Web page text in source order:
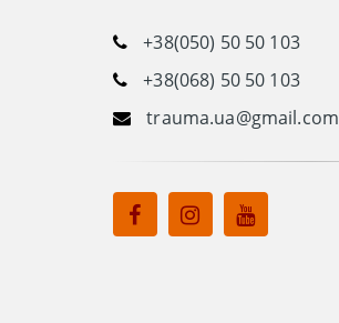
+38(050) 50 50 103
+38(068) 50 50 103
trauma.ua@gmail.com